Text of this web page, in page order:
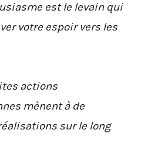
est le levain qui
votre espoir vers les
actions
mènent à de
sur le long